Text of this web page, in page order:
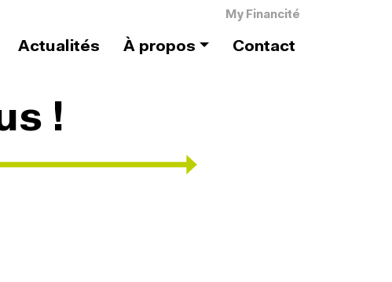
Menu du compte de
My Financité
Actualités À propos Contact
!